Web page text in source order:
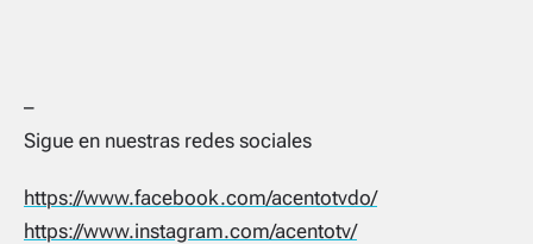
–
Sigue en nuestras redes sociales
https://www.facebook.com/acentotvdo/
https://www.instagram.com/acentotv/